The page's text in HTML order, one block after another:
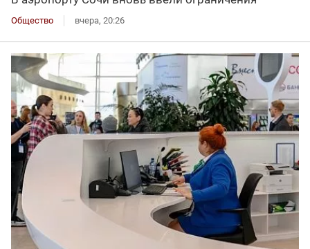
Общество вчера, 20:26